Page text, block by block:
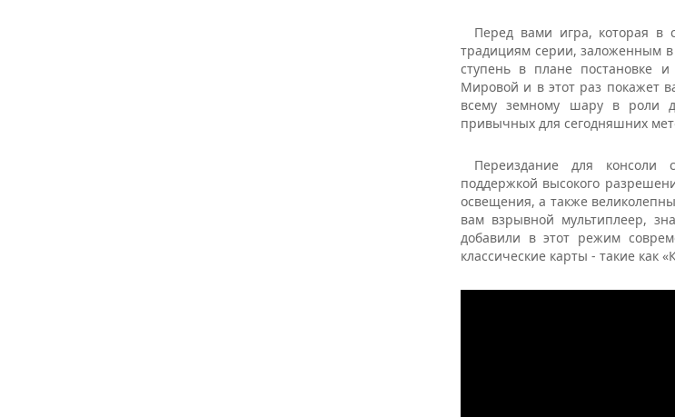
Перед вами игра, которая в
традициям серии, заложенным
ступень в плане постановке
Мировой и в этот раз покажет
всему земному шару в роли
привычных для сегодняшних
Переиздание для консоли
поддержкой высокого
освещения, а также
вам взрывной мультиплеер,
добавили в этот режим
классические карты - такие как